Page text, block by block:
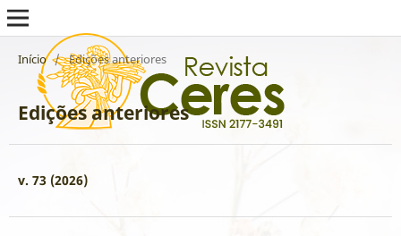
Início / Edições anteriores
Edições anteriores
v. 73 (2026)